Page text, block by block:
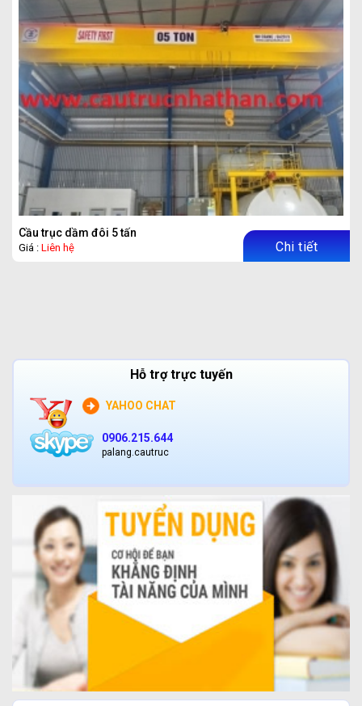
Cầu trục dầm đôi 5 tấn
Giá : Liên hệ Chi tiết
Hỗ trợ trực tuyến
YAHOO CHAT
0906.215.644
palang.cautruc